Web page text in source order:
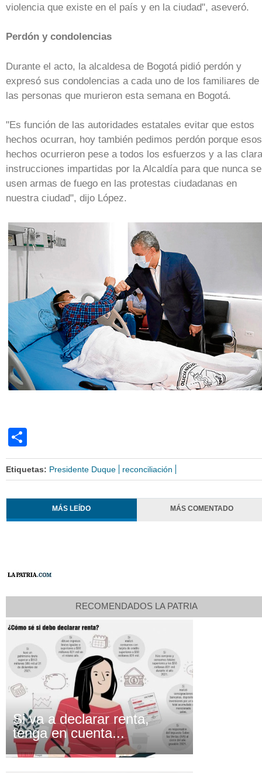
violencia que existe en el país y en la ciudad", aseveró.
Perdón y condolencias
Durante el acto, la alcaldesa de Bogotá pidió perdón y
expresó sus condolencias a cada uno de los familiares de
las personas que murieron esta semana en Bogotá.
"Es función de las autoridades estatales evitar que estos
hechos ocurran, hoy también pedimos perdón porque esos
hechos ocurrieron pese a todos los esfuerzos y a las
instrucciones impartidas por la Alcaldía para que nunca se
usen armas de fuego en las protestas ciudadanas en
nuestra ciudad", dijo López.
Etiquetas: Presidente Duque reconciliación
MÁS LEÍDO MÁS COMENTADO
RECOMENDADOS LA PATRIA
Si va a declarar renta,
tenga en cuenta...